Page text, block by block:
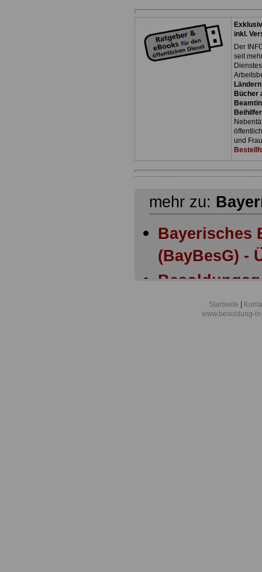
inkl.
Der
seit
Ländern
Bücher
und
mehr zu:
Bayerisches
(BayBesG) -
Bayern:Startseite
www.besoldung-